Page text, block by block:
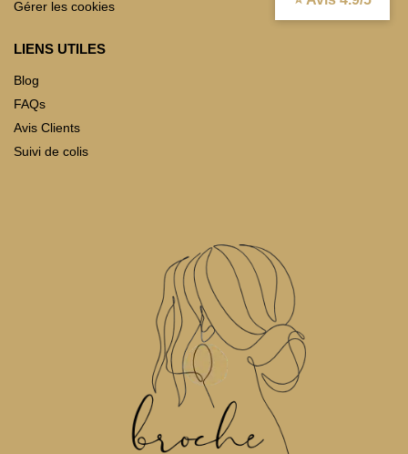
Gérer les cookies
LIENS UTILES
Blog
FAQs
Avis Clients
Suivi de colis